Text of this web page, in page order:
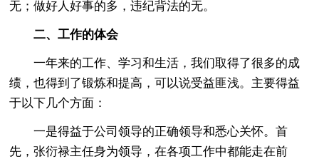
无；做好人好事的多，违纪背法的无。
二、工作的体会
一年来的工作、学习和生活，我们取得了很多的成
绩，也得到了锻炼和提高，可以说受益匪浅。主要得益
于以下几个方面：
一是得益于公司领导的正确领导和悉心关怀。首
先，张衍禄主任身为领导，在各项工作中都能走在前